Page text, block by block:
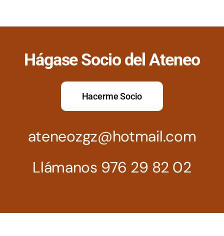
Hágase Socio del Ateneo
Hacerme Socio
ateneozgz@hotmail.com
Llámanos 976 29 82 02